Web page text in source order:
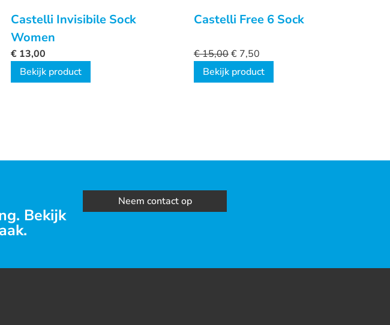
Castelli Invisibile Sock
Women
€ 13,00
Bekijk product
Castelli Free 6 Sock
€15,00€ 7,50
Bekijk product
Bekijk
Neem contact op